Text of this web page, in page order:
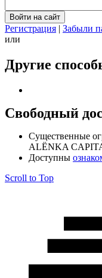
Регистрация | Забыли
или
Другие
Свободный
Cущественные
ALЁNKA
Доступны
Scroll to Top